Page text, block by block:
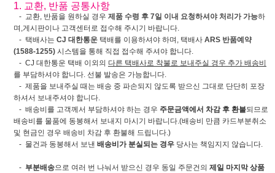
1. 교환, 반품 공통사항
- 교환, 반품을 원하실 경우 제품 수령 후 7일 이내 요청하셔야 처리가 가능하
며,게시판이나 고객센터로 접수해 주시기 바랍니다.
- 택배사는 CJ 대한통운 택배를 이용하셔야 하며, 택배사 ARS 반품예약
(1588-1255) 시스템을 통해 직접 접수해 주셔야 합니다.
- CJ 대한통운 택배 이외의 다른 택배사로 착불로 보내주실 경우 추가 배송비
를 부담하셔야 합니다. 선불 발송은 가능합니다.
- 제품을 보내주실 때는 배송 중 파손되지 않도록 받으신 그대로 단단히 포장
하셔서 보내주셔야 합니다.
- 배송비를 고객께서 부담하셔야 하는 경우 주문금액에서 차감 후 환불되므로
배송비를 물품에 동봉해서 보내지 마시기 바랍니다.(배송비 만큼 카드부분취소
및 현금인 경우 배송비 차감 후 환불해 드립니다.)
- 물건과 동봉해서 보낸 배송비가 분실되는 경우 당사는 책임지지 않습니다.
- 부분배송으로 여러 번 나눠서 받으신 경우 동일 주문건의 제일 마지막 상품